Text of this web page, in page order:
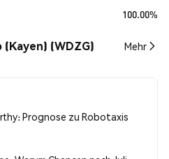
100.00%
(WDZG)
Mehr
Prognose zu Robotaxis